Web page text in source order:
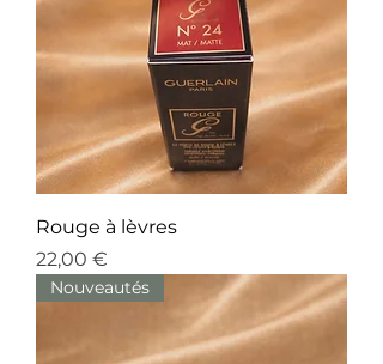
Rouge à lèvres
Prix
22,00 €
Nouveautés